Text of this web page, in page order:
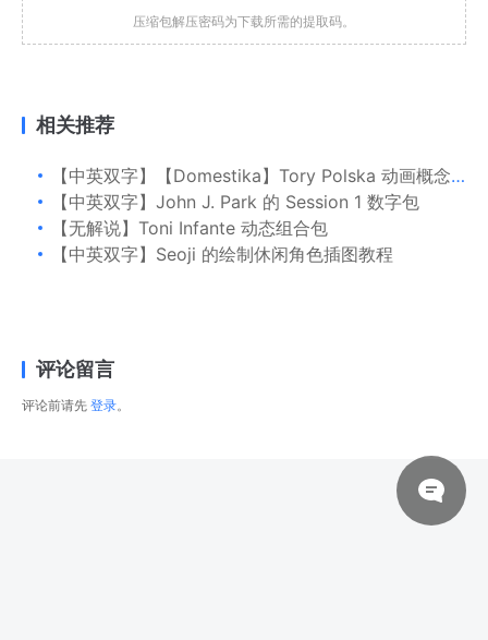
压缩包解压密码为下载所需的提取码。
相关推荐
【中英双字】【Domestika】Tory Polska 动画概念艺术：设计魔法环境
【中英双字】John J. Park 的 Session 1 数字包
【无解说】Toni Infante 动态组合包
【中英双字】Seoji 的绘制休闲角色插图教程
评论留言
评论前请先 登录。